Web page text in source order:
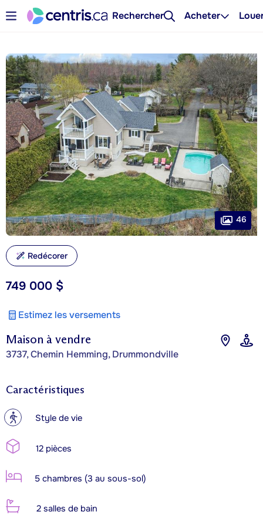
Rechercher Acheter
Maison à vendre
3737, Chemin Hemming, Drummondville
749 000 $
Estimez les versements
46
Redécorer
Caractéristiques
? Style de vie
12 pièces
5 chambres (3 au sous-sol)
2 salles de bain